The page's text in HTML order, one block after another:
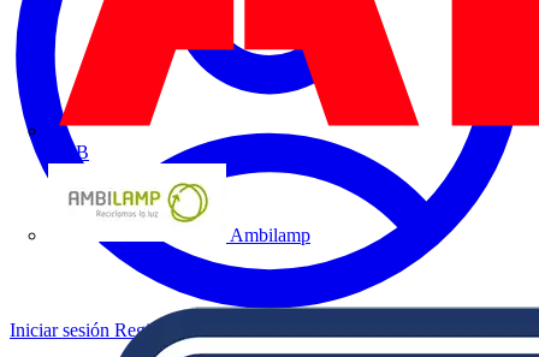
ABB
Ambilamp
Iniciar sesión Registrarse